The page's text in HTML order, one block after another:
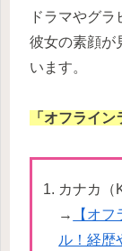
ドラマやグ
彼女の素顔が
います。
「オフライ
カナカ（
→
【オ
ル！経歴